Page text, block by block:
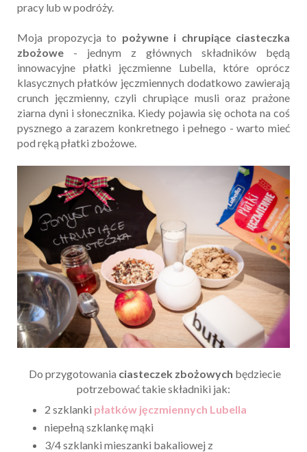
pracy lub w podróży.
Moja propozycja to pożywne i chrupiące ciasteczka
zbożowe - jednym z głównych składników będą
innowacyjne płatki jęczmienne Lubella, które oprócz
klasycznych płatków jęczmiennych dodatkowo zawierają
crunch jęczmienny, czyli chrupiące musli oraz prażone
ziarna dyni i słonecznika. Kiedy pojawia się ochota na coś
pysznego a zarazem konkretnego i pełnego - warto mieć
pod ręką płatki zbożowe.
Do przygotowania ciasteczek zbożowych będziecie
potrzebować takie składniki jak:
2 szklanki płatków jęczmiennych Lubella
niepełną szklankę mąki
3/4 szklanki mieszanki bakaliowej z